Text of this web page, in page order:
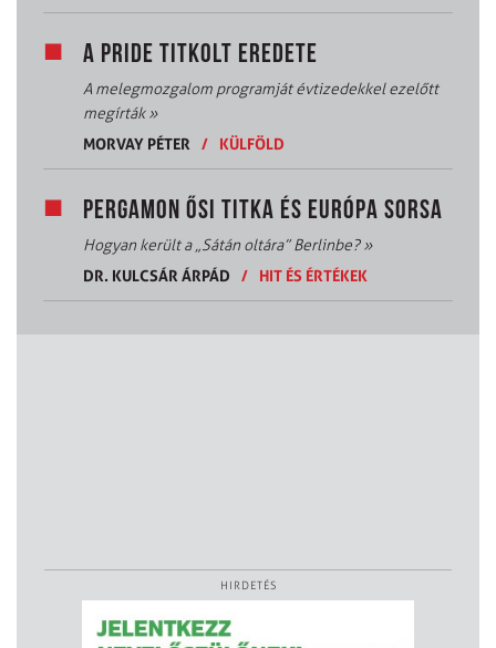
A PRIDE TITKOLT EREDETE
A melegmozgalom programját évtizedekkel ezelőtt
megírták»
MORVAY PÉTER
/ KÜLFÖLD
PERGAMON ŐSI TITKA ÉS EURÓPA SORSA
Hogyan került a „Sátán oltára” Berlinbe?»
DR. KULCSÁR ÁRPÁD
/ HIT ÉS ÉRTÉKEK
HIRDETÉS